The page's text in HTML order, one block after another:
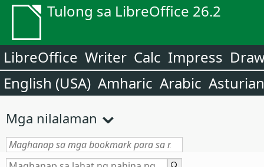
Tulong sa LibreOffice 26.2
LibreOffice Writer Calc Impress
English (USA) Amharic Arabic Asturian
Mga nilalaman